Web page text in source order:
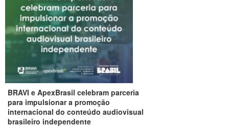
BRAVI e ApexBrasil celebram parceria
para impulsionar a promoção
internacional do conteúdo audiovisual
brasileiro independente